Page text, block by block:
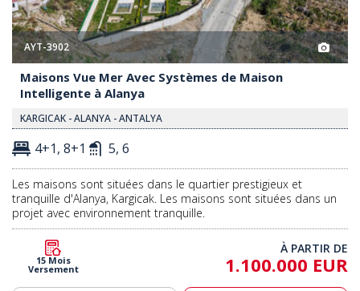
AYT-3902
Maisons Vue Mer Avec Systèmes de Maison
Intelligente à Alanya
KARGICAK - ALANYA - ANTALYA
4+1, 8+1 5, 6
Les maisons sont situées dans le quartier prestigieux et
tranquille d'Alanya, Kargicak. Les maisons sont situées dans un
projet avec environnement tranquille.
15 Mois
Versement
À PARTIR DE
1.100.000 EUR